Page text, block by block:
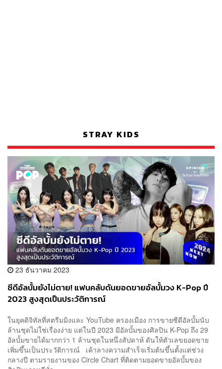
STRAY KIDS
23 ธันวาคม 2023
ซีดีอัลบั้มยังไม่ตาย! แฟนคลับดันยอดขายอัลบั้มวง K-Pop ปี
2023 สูงสุดเป็นประวัติการณ์
ในยุคดิจิทัลที่สตรีมมิงและ YouTube ครองเมือง การขายซีดีอัลบั้มนับ
ล้านชุดไม่ใช่เรื่องง่าย แต่ในปี 2023 มีอัลบั้มของศิลปิน K-Pop ถึง 29
อัลบั้มขายได้มากกว่า 1 ล้านชุดในหนึ่งสัปดาห์ ดันให้ตัวเลขยอดขาย
เพิ่มขึ้นเป็นประวัติการณ์ เค้าลางความสำเร็จเริ่มต้นขึ้นตั้งแต่ช่วง
กลางปี ตามรายงานของ Circle Chart ที่ติดตามยอดขายอัลบั้มของ